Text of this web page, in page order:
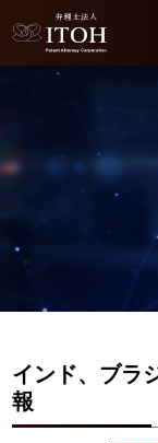
インド、ブラ
報